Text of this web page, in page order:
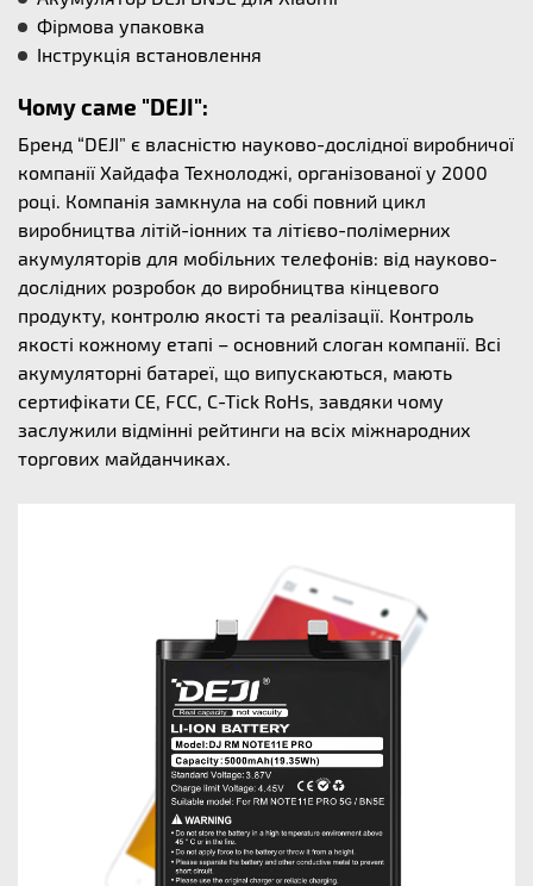
Фірмова упаковка
Інструкція встановлення
Чому саме "DEJI":
Бренд “DEJI” є власністю науково-дослідної виробничої
компанії Хайдафа Технолоджі, організованої у 2000
році. Компанія замкнула на собі повний цикл
виробництва літій-іонних та літієво-полімерних
акумуляторів для мобільних телефонів: від науково-
дослідних розробок до виробництва кінцевого
продукту, контролю якості та реалізації. Контроль
якості кожному етапі – основний слоган компанії. Всі
акумуляторні батареї, що випускаються, мають
сертифікати CE, FCC, C-Tick RoHs, завдяки чому
заслужили відмінні рейтинги на всіх міжнародних
торгових майданчиках.